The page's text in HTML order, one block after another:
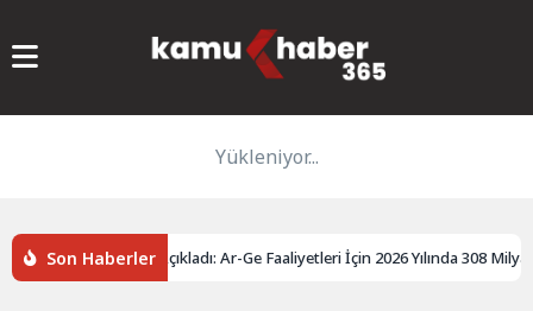
Yükleniyor...
Son Haberler
TÜİK Açıkladı: Ar-Ge Faaliyetleri İçin 2026 Yılında 308 Milyar